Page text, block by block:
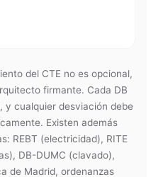
del CTE no es opcional,
firmante. Cada DB
y cualquier desviación debe
Existen además
REBT (electricidad), RITE
DB-DUMC (clavado),
de Madrid, ordenanzas